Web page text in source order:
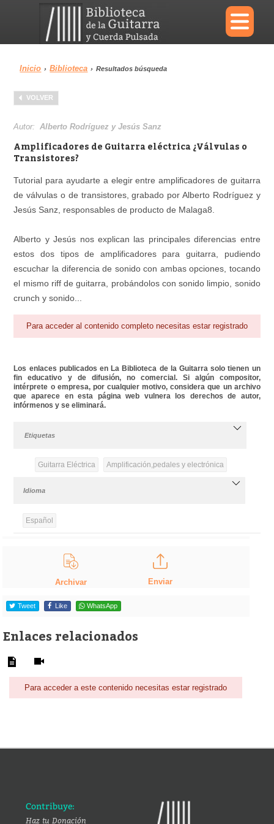
×
Menu
Biblioteca
Área personal Reproductor
Inicio › Biblioteca › Resultados búsqueda
VOLVER
Autor:Alberto Rodríguez y Jesús Sanz
Amplificadores de Guitarra eléctrica ¿Válvulas o
Transistores?
Tutorial para ayudarte a elegir entre amplificadores de guitarra
de válvulas o de transistores, grabado por Alberto Rodríguez y
Jesús Sanz, responsables de producto de Malaga8.
Alberto y Jesús nos explican las principales diferencias entre
estos dos tipos de amplificadores para guitarra, pudiendo
escuchar la diferencia de sonido con ambas opciones, tocando
el mismo riff de guitarra, probándolos con sonido limpio, sonido
crunch y sonido...
Para acceder al contenido completo necesitas estar registrado
Los enlaces publicados en La Biblioteca de la Guitarra solo tienen un
fin educativo y de difusión, no comercial. Si algún compositor,
intérprete o empresa, por cualquier motivo, considera que un archivo
que aparece en esta página web vulnera los derechos de autor,
infórmenos y se eliminará.
Etiquetas
Guitarra Eléctrica Amplificación,pedales y electrónica
Idioma
Español
Archivar Enviar
Tweet Like WhatsApp
Enlaces relacionados
Para acceder a este contenido necesitas estar registrado
Contribuye:
Haz tu Donación